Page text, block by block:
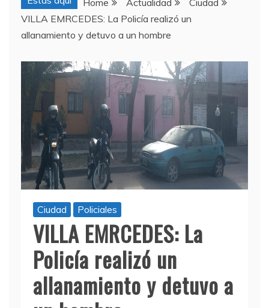
Home Actualidad
Ciudad
VILLA EMRCEDES: La Policía realizó un
allanamiento y detuvo a un hombre
Ciudad Policiales
VILLA EMRCEDES: La
Policía realizó un
allanamiento y detuvo a